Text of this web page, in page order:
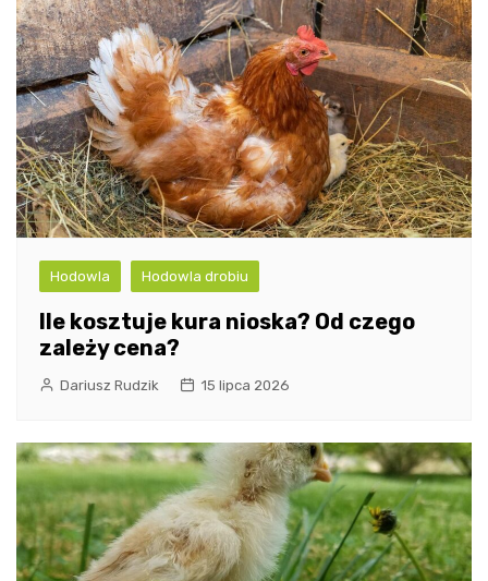
Hodowla Hodowla drobiu
Ile kosztuje kura nioska? Od czego
zależy cena?
Dariusz Rudzik 15 lipca 2026